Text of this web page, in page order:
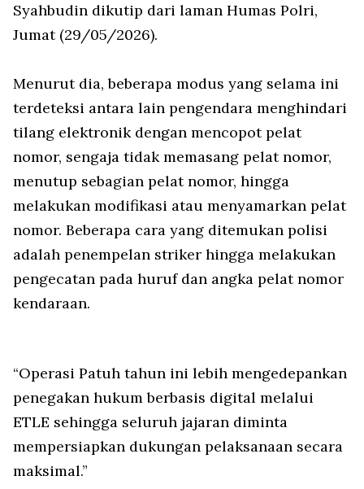
Syahbudin dikutip dari laman Humas Polri,
Jumat (29/05/2026).
Menurut dia, beberapa modus yang selama ini
terdeteksi antara lain pengendara menghindari
tilang elektronik dengan mencopot pelat
nomor, sengaja tidak memasang pelat nomor,
menutup sebagian pelat nomor, hingga
melakukan modifikasi atau menyamarkan pelat
nomor. Beberapa cara yang ditemukan polisi
adalah penempelan striker hingga melakukan
pengecatan pada huruf dan angka pelat nomor
kendaraan.
“Operasi Patuh tahun ini lebih mengedepankan
penegakan hukum berbasis digital melalui
ETLE sehingga seluruh jajaran diminta
mempersiapkan dukungan pelaksanaan secara
maksimal.”